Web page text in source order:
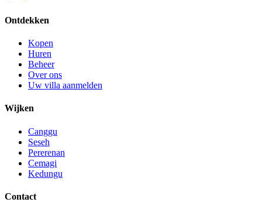
Ontdekken
Kopen
Huren
Beheer
Over ons
Uw villa aanmelden
Wijken
Canggu
Seseh
Pererenan
Cemagi
Kedungu
Contact